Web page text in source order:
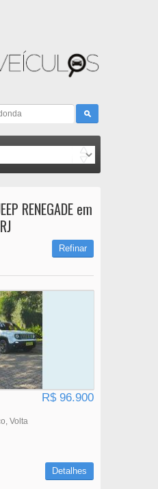
RENEGADE em
Refinar
R$ 96.900
Volta
Detalhes